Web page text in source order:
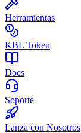
Herramientas
KBL Token
Docs
Soporte
Lanza con Nosotros